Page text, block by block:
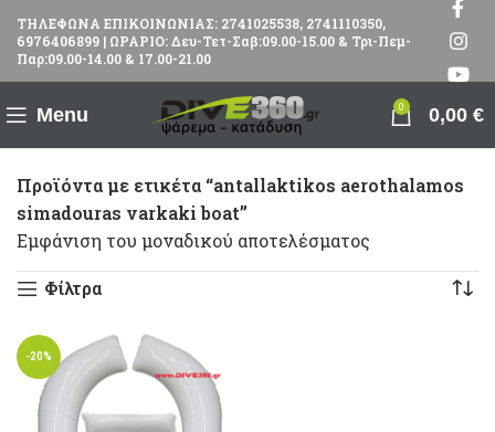
ΤΗΛΕΦΩΝΑ ΕΠΙΚΟΙΝΩΝΙΑΣ: 2741025538, 2741110350,
6976406899 | ΩΡΑΡΙΟ: Δευ-Τετ-Σαβ:09.00-15.00 & Τρι-Πεμ-
Παρ:09.00-14.00 & 17.00-21.00
Menu 0 0,00 €
Προϊόντα με ετικέτα “antallaktikos aerothalamos
simadouras varkaki boat”
Εμφάνιση του μοναδικού αποτελέσματος
Φίλτρα
-20%